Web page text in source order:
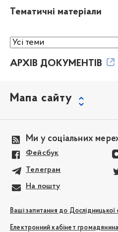
Тематичні матеріали
АРХІВ ДОКУМЕНТІВ
Мапа сайту
Ми у соціальних
Фейсбук
Телеграм
На пошту
Ваші запитання до Дослідницької
Електронний кабінет громадянина